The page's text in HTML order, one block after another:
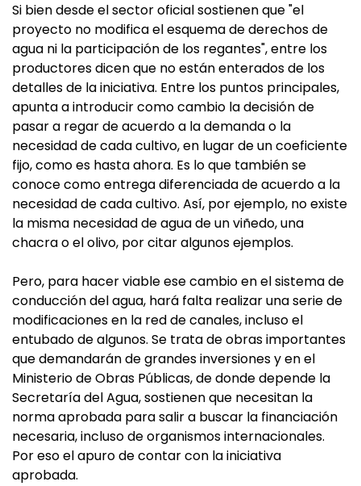
Si bien desde el sector oficial sostienen que "el
proyecto no modifica el esquema de derechos de
agua ni la participación de los regantes", entre los
productores dicen que no están enterados de los
detalles de la iniciativa. Entre los puntos principales,
apunta a introducir como cambio la decisión de
pasar a regar de acuerdo a la demanda o la
necesidad de cada cultivo, en lugar de un coeficiente
fijo, como es hasta ahora. Es lo que también se
conoce como entrega diferenciada de acuerdo a la
necesidad de cada cultivo. Así, por ejemplo, no existe
la misma necesidad de agua de un viñedo, una
chacra o el olivo, por citar algunos ejemplos.
Pero, para hacer viable ese cambio en el sistema de
conducción del agua, hará falta realizar una serie de
modificaciones en la red de canales, incluso el
entubado de algunos. Se trata de obras importantes
que demandarán de grandes inversiones y en el
Ministerio de Obras Públicas, de donde depende la
Secretaría del Agua, sostienen que necesitan la
norma aprobada para salir a buscar la financiación
necesaria, incluso de organismos internacionales.
Por eso el apuro de contar con la iniciativa
aprobada.